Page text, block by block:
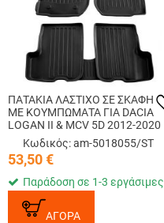
ΠΑΤΑΚΙA ΛΑΣΤΙΧΟ ΣΕ ΣΚΑΦΗ
ME KOYMΠΩΜΑΤΑ ΓΙΑ DACIA
LOGAN II & MCV 5D 2012-2020
RACE AXION - 5 Τεμ.
Κωδικός: am-5018055/ST
53,50€
Παράδοση σε 1-3 εργάσιμες
ΑΓΟΡΑ